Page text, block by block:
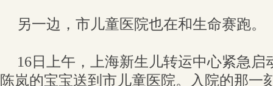
另一边，市儿童医院也在和生命赛跑。
16日上午，上海新生儿转运中心紧急启
陈岚的宝宝送到市儿童医院。入院的那一